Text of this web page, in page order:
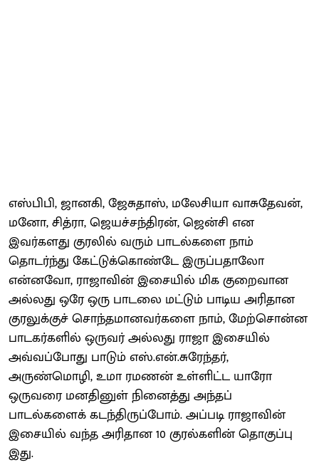
எஸ்பிபி, ஜானகி, ஜேசுதாஸ், மலேசியா வாசுதேவன்,
மனோ, சித்ரா, ஜெயச்சந்திரன், ஜென்சி என
இவர்களது குரலில் வரும் பாடல்களை நாம்
தொடர்ந்து கேட்டுக்கொண்டே இருப்பதாலோ
என்னவோ, ராஜாவின் இசையில் மிக குறைவான
அல்லது ஒரே ஒரு பாடலை மட்டும் பாடிய அரிதான
குரலுக்குச் சொந்தமானவர்களை நாம், மேற்சொன்ன
பாடகர்களில் ஒருவர் அல்லது ராஜா இசையில்
அவ்வப்போது பாடும் எஸ்.என்.சுரேந்தர்,
அருண்மொழி, உமா ரமணன் உள்ளிட்ட யாரோ
ஒருவரை மனதினுள் நினைத்து அந்தப்
பாடல்களைக் கடந்திருப்போம். அப்படி ராஜாவின்
இசையில் வந்த அரிதான 10 குரல்களின் தொகுப்பு
இது.